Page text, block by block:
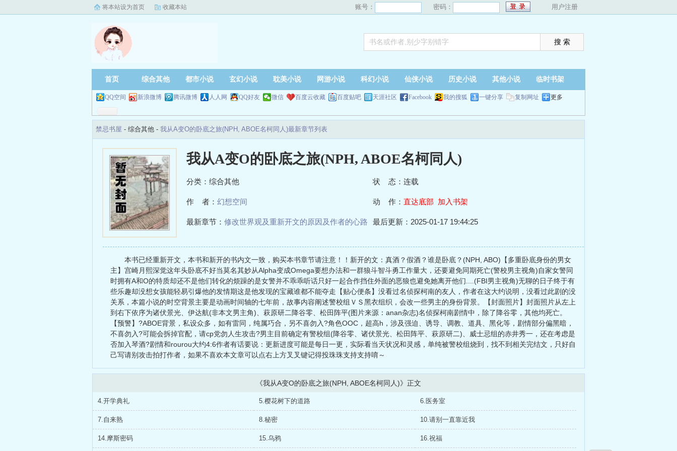
将本站设为首页 收藏本站 账号： 密码： 用户注册
首页 综合其他 都市小说 玄幻小说 耽美小说 网游小说 科幻小说 仙侠小说 历史小说 其他小说 临时书架
QQ空间 新浪微博 腾讯微博 人人网 QQ好友 微信 百度云收藏 百度贴吧 天涯社区 Facebook 我的搜狐 一键分享 复制网址 更多
禁忌书屋 - 综合其他 - 我从A变O的卧底之旅(NPH, ABOE名柯同人)最新章节列表
我从A变O的卧底之旅(NPH, ABOE名柯同人)
分类：综合其他 状 态：连载
作 者： 幻想空间 动 作： 直达底部 加入书架
最新章节： 修改世界观及重新开文的原因及作者的心路
最后更新：2025-01-17 19:44:25
本书已经重新开文，本书和新开的书内文一致，购买本书章节请注意！！新开的文：真酒？假酒？谁是卧底？(NPH, ABO)【多重卧底身份的男女
主】宫崎月熙深觉这年头卧底不好当莫名其妙从Alpha变成Omega要想办法和一群狼斗智斗勇工作量大，还要避免同期死亡(警校男主视角)自家女警同
时拥有A和O的特质却还不是他们转化的烦躁的是女警并不乖乖听话只好一起合作挡住外面的恶狼也避免她离开他们....(FBI男主视角)无聊的日子终于有
些乐趣却没想女孩能轻易引爆他的发情期这是他发现的宝藏谁都不能夺走【贴心便条】没看过名侦探柯南的友人，作者在这大约说明，没看过此剧的没
关系，本篇小说的时空背景主要是动画时间轴的七年前，故事内容阐述警校组ＶＳ黑衣组织，会改一些男主的身份背景。【封面照片】封面照片从左上
到右下依序为诸伏景光、伊达航(非本文男主角)、萩原研二降谷零、松田阵平(图片来源：anan杂志)名侦探柯南剧情中，除了降谷零，其他均死亡。
【预警】?ABOE背景，私设众多，如有雷同，纯属巧合，另不喜勿入?角色OOC，超高h，涉及强迫、诱导、调教、道具、黑化等，剧情部分偏黑暗，
不喜勿入?可能会拆掉官配，请cp党勿人生攻击?男主目前确定有警校组(降谷零、诸伏景光、松田阵平、萩原研二)、威士忌组的赤井秀一，还在考虑是
否加入琴酒?剧情和rourou大约4:6作者有话要说：更新进度可能是每日一更，实际看当天状况和灵感，单纯被警校组烧到，找不到相关完结文，只好自
己写请别攻击拍打作者，如果不喜欢本文章可以点右上方叉叉键记得投珠珠支持支持唷～
《我从A变O的卧底之旅(NPH, ABOE名柯同人)》正文
4.开学典礼 5.樱花树下的道路 6.医务室
7.自来熟 8.秘密 10.请别一直靠近我
14.摩斯密码 15.乌鸦 16.祝福